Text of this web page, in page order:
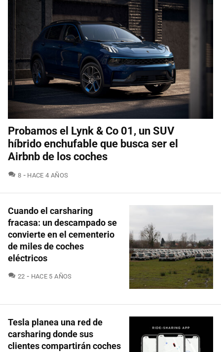
Probamos el Lynk & Co 01, un SUV
híbrido enchufable que busca ser el
Airbnb de los coches
8 COMENTARIOS
HACE 4 AÑOS
Cuando el carsharing
fracasa: un descampado se
convierte en el cementerio
de miles de coches
eléctricos
22 COMENTARIOS
HACE 5 AÑOS
Tesla planea una red de
carsharing donde sus
clientes compartirán coches